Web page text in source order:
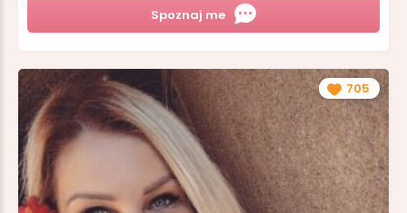
Spoznaj me
705